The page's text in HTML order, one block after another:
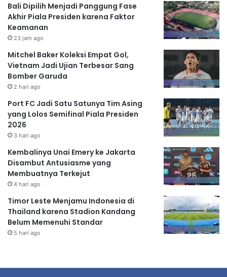
Bali Dipilih Menjadi Panggung Fase
Akhir Piala Presiden karena Faktor
Keamanan
23 jam ago
Mitchel Baker Koleksi Empat Gol,
Vietnam Jadi Ujian Terbesar Sang
Bomber Garuda
2 hari ago
Port FC Jadi Satu Satunya Tim Asing
yang Lolos Semifinal Piala Presiden
2026
3 hari ago
Kembalinya Unai Emery ke Jakarta
Disambut Antusiasme yang
Membuatnya Terkejut
4 hari ago
Timor Leste Menjamu Indonesia di
Thailand karena Stadion Kandang
Belum Memenuhi Standar
5 hari ago